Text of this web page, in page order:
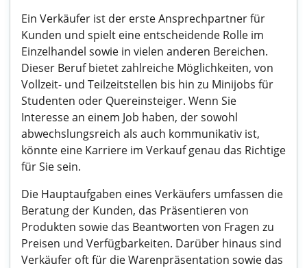
Ein Verkäufer ist der erste Ansprechpartner für
Kunden und spielt eine entscheidende Rolle im
Einzelhandel sowie in vielen anderen Bereichen.
Dieser Beruf bietet zahlreiche Möglichkeiten, von
Vollzeit- und Teilzeitstellen bis hin zu Minijobs für
Studenten oder Quereinsteiger. Wenn Sie
Interesse an einem Job haben, der sowohl
abwechslungsreich als auch kommunikativ ist,
könnte eine Karriere im Verkauf genau das Richtige
für Sie sein.
Die Hauptaufgaben eines Verkäufers umfassen die
Beratung der Kunden, das Präsentieren von
Produkten sowie das Beantworten von Fragen zu
Preisen und Verfügbarkeiten. Darüber hinaus sind
Verkäufer oft für die Warenpräsentation sowie das